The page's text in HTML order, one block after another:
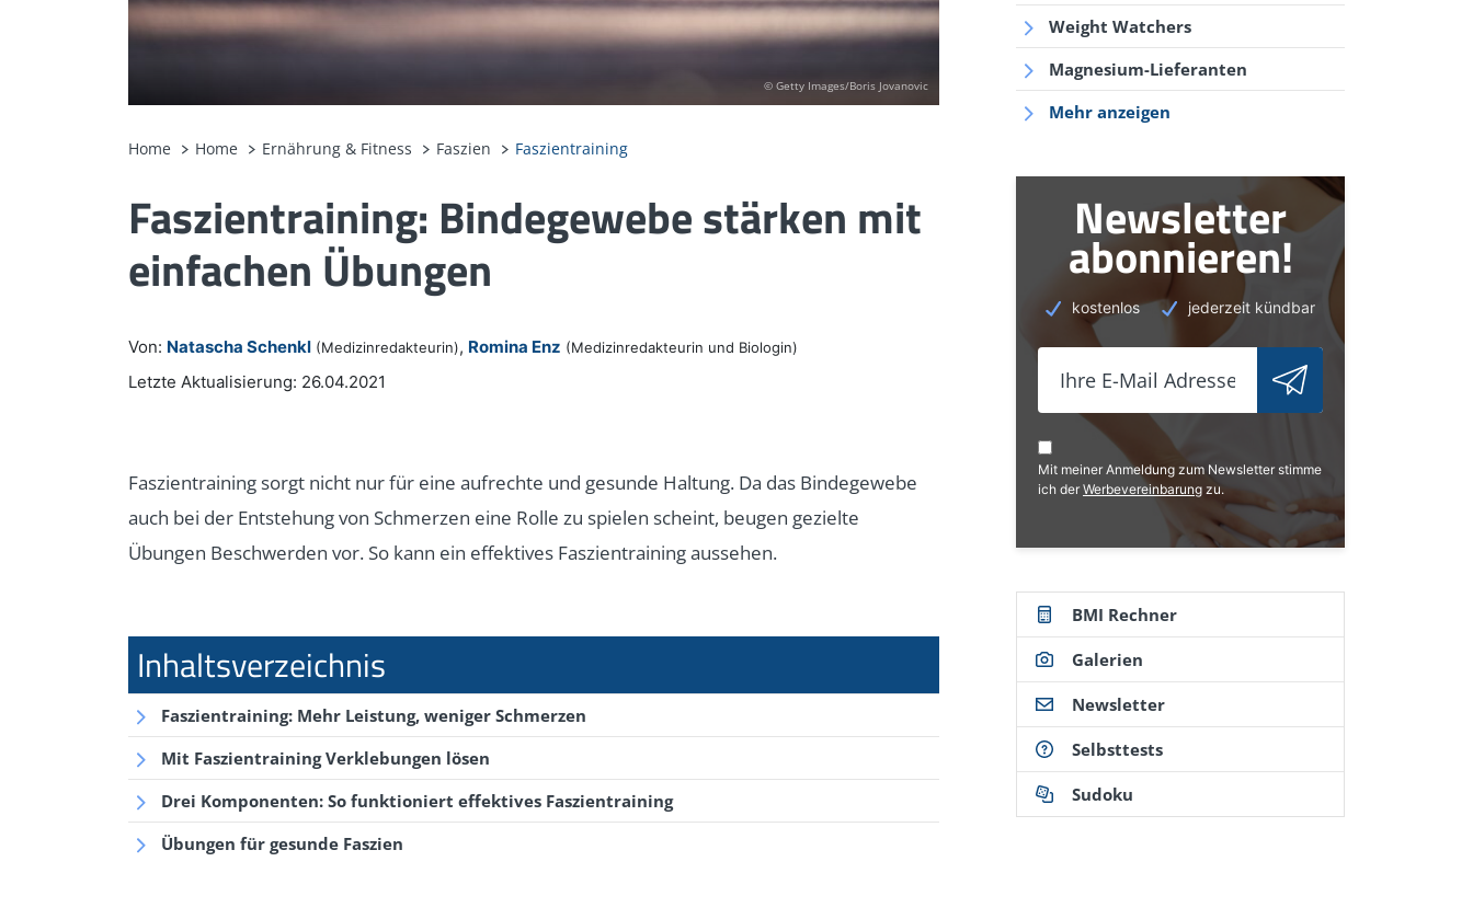
© Getty Images/Boris Jovanovic
Home Home Ernährung & Fitness Faszien Faszientraining
Faszientraining: Bindegewebe stärken mit
einfachen Übungen
Von: Natascha Schenkl (Medizinredakteurin), Romina Enz (Medizinredakteurin und Biologin)
Letzte Aktualisierung: 26.04.2021
Faszientraining sorgt nicht nur für eine aufrechte und gesunde Haltung. Da das Bindegewebe
auch bei der Entstehung von Schmerzen eine Rolle zu spielen scheint, beugen gezielte
Übungen Beschwerden vor. So kann ein effektives Faszientraining aussehen.
Faszientraining: Mehr Leistung, weniger Schmerzen
Mit Faszientraining Verklebungen lösen
Drei Komponenten: So funktioniert effektives Faszientraining
Übungen für gesunde Faszien
Weight Watchers
Magnesium-Lieferanten
Mehr anzeigen
Newsletter
abonnieren!
kostenlos jederzeit kündbar
Mit meiner Anmeldung zum Newsletter stimme
ich der Werbevereinbarung zu.
BMI Rechner
Galerien
Newsletter
Selbsttests
Sudoku